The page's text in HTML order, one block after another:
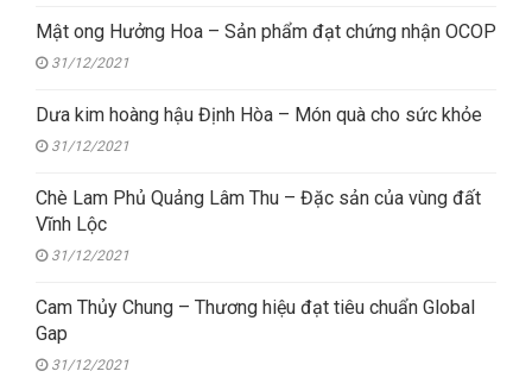
Mật ong Hưởng Hoa – Sản phẩm đạt chứng nhận OCOP
31/12/2021
Dưa kim hoàng hậu Định Hòa – Món quà cho sức khỏe
31/12/2021
Chè Lam Phủ Quảng Lâm Thu – Đặc sản của vùng đất
Vĩnh Lộc
31/12/2021
Cam Thủy Chung – Thương hiệu đạt tiêu chuẩn Global
Gap
31/12/2021